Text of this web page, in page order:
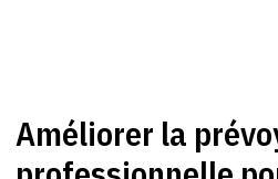
Améliorer la